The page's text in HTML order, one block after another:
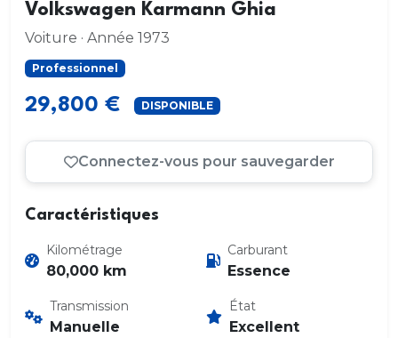
Volkswagen Karmann Ghia
Voiture · Année 1973
Professionnel
29,800 € DISPONIBLE
Connectez-vous pour sauvegarder
Caractéristiques
Kilométrage
80,000 km
Carburant
Essence
Transmission
Manuelle
État
Excellent